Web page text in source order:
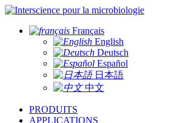
pour la microbiologie
Français
English
Deutsch
Español
日本語
中文
PRODUITS
APPLICATIONS